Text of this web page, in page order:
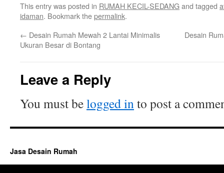
This entry was posted in RUMAH KECIL-SEDANGand tagged
idaman. Bookmark thepermalink.
← Desain Rumah Mewah 2 Lantai Minimalis
Ukuran Besar di Bontang
Desain
Leave a Reply
You must belogged into post a
Jasa Desain Rumah